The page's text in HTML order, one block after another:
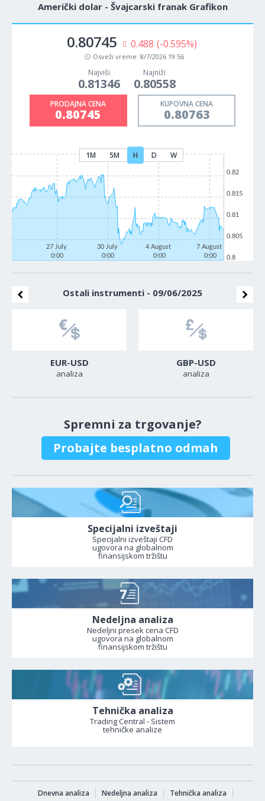
Američki dolar - Švajcarski franak Grafikon
0.80745 0.488 (-0.595%)
Osveži vreme: 8/7/2026 19:56
Najviši
0.81346
Najniži
0.80558
PRODAJNA CENA
0.80745
KUPOVNA CENA
0.80763
1M 5M H D W
27 July
0:00
30 July
0:00
4 August
0:00
7 August
0:00
0.8
0.81
0.82
0.805
0.815
Ostali instrumenti - 09/06/2025
EUR-USD
analiza
GBP-USD
analiza
Spremni za trgovanje?
Probajte besplatno odmah
Specijalni izveštaji
Specijalni izveštaji CFD
ugovora na globalnom
finansijskom tržištu
Nedeljna analiza
Nedeljni presek cena CFD
ugovora na globalnom
finansijskom tržištu
Tehnička analiza
Trading Central - Sistem
tehničke analize
Dnevna analiza Nedeljna analiza Tehnička analiza